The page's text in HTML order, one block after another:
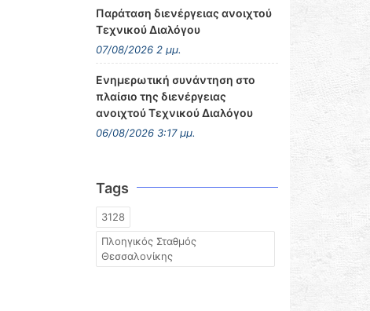
Παράταση διενέργειας ανοιχτού
Τεχνικού Διαλόγου
07/08/2026 2 μμ.
Ενημερωτική συνάντηση στο
πλαίσιο της διενέργειας
ανοιχτού Τεχνικού Διαλόγου
06/08/2026 3:17 μμ.
Tags
3128
Πλοηγικός Σταθμός
Θεσσαλονίκης